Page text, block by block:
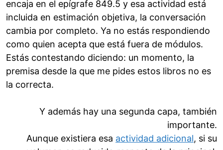
encaja en el epígrafe 849.5 y esa actividad está
incluida en estimación objetiva, la conversación
cambia por completo. Ya no estás respondiendo
como quien acepta que está fuera de módulos.
Estás contestando diciendo: un momento, la
premisa desde la que me pides estos libros no es
la correcta.
Y además hay una segunda capa, también
importante.
Aunque existiera esa actividad adicional, si su